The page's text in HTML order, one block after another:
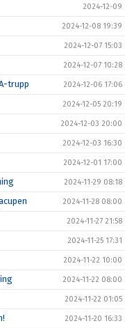
2024-12-09
2024-12-08 19:39
2024-12-07 15:03
2024-12-07 10:28
trupp 2024-12-06 17:06
2024-12-05 20:19
2024-12-03 20:00
2024-12-03 16:30
2024-12-01 17:00
2024-11-29 08:18
2024-11-28 08:00
2024-11-27 21:58
2024-11-25 17:31
2024-11-22 10:00
2024-11-22 08:00
2024-11-22 01:05
2024-11-20 16:33